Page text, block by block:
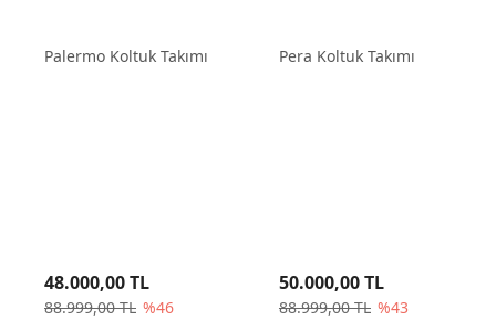
Palermo Koltuk Takımı
88.999,00 TL %46
48.000,00 TL
Pera Koltuk Takımı
88.999,00 TL %43
50.000,00 TL